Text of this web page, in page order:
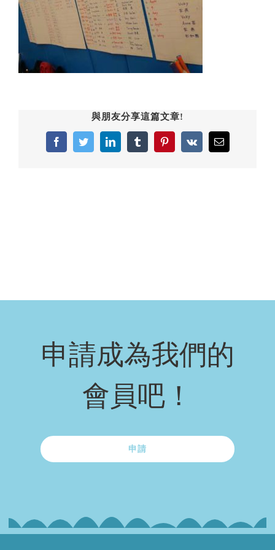
與朋友分享這篇文章!
FacebookTwitterLinkedInTumblrPinterest
Vk Email:
申請成為我們的
會員吧！
申請